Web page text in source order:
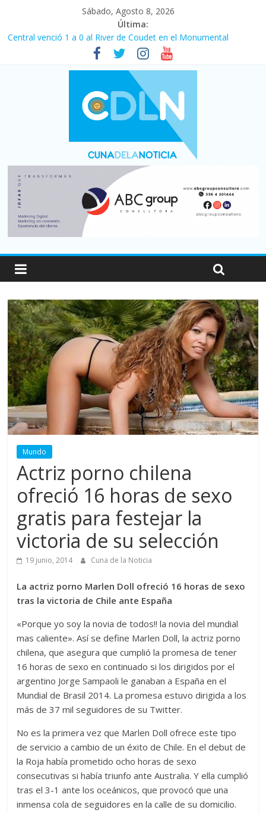
Sábado, Agosto 8, 2026
Última:
Central venció 1 a 0 al River de Coudet en el Monumental
La morosidad alcanzó su nivel más alto en dos décadas y ya
afecta a 400 mil deudores en Santa Fe
Desde que asumió Milei cerraron 41.000 kioscos: el sector
denuncia crisis como en 2001
Vacaciones de invierno con más movimiento y consumo
turístico: 4,6 millones de personas viajaron por el país, un 5,9%
Fuerte caída de la venta de autos usados en julio: bajó un 12,6%
Mundo
Actriz porno chilena
ofreció 16 horas de sexo
gratis para festejar la
victoria de su selección
19 junio, 2014 Cuna de la Noticia
La actriz porno Marlen Doll ofreció 16 horas de sexo
tras la victoria de Chile ante España
«Porque yo soy la novia de todos!! la novia del mundial
mas caliente». Así se define Marlen Doll, la actriz porno
chilena, que asegura que cumplió la promesa de tener
16 horas de sexo en continuado si los dirigidos por el
argentino Jorge Sampaoli le ganaban a España en el
Mundial de Brasil 2014. La promesa estuvo dirigida a los
más de 37 mil seguidores de su Twitter.
No es la primera vez que Marlen Doll ofrece este tipo
de servicio a cambio de un éxito de Chile. En el debut de
la Roja había prometido ocho horas de sexo
consecutivas si había triunfo ante Australia. Y ella cumplió
tras el 3-1 ante los oceánicos, que provocó que una
inmensa cola de seguidores en la calle de su domicilio.